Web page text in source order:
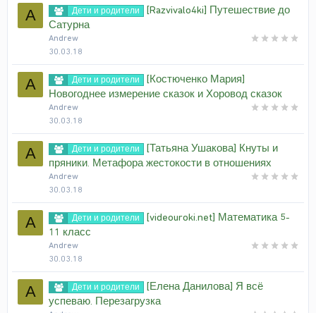
A Дети и родители
[Razvivalo4ki] Путешествие до
Сатурна
Andrew
30.03.18
A Дети и родители
[Костюченко Мария]
Новогоднее измерение сказок и Хоровод сказок
Andrew
30.03.18
A Дети и родители
[Татьяна Ушакова] Кнуты и
пряники. Метафора жестокости в отношениях
Andrew
30.03.18
A Дети и родители
[videouroki.net] Математика 5-
11 класс
Andrew
30.03.18
A Дети и родители
[Елена Данилова] Я всё
успеваю. Перезагрузка